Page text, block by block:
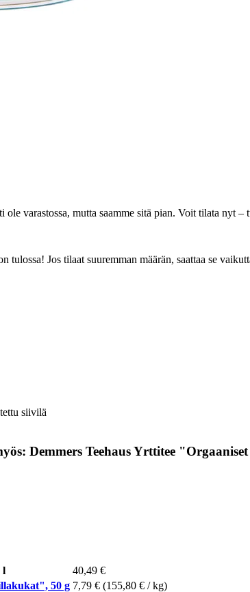
ole varastossa, mutta saamme sitä pian. Voit tilata nyt –
tulossa! Jos tilaat suuremman määrän, saattaa se
siivilä
Demmers Teehaus Yrttitee
l
40,49 €
50 g 7,79 € (155,80 € / kg)